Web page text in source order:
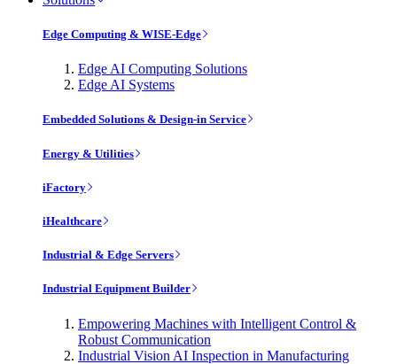
Edge Computing & WISE-Edge
Edge AI Computing Solutions
Edge AI Systems
Embedded Solutions & Design-in Service
Energy & Utilities
iFactory
iHealthcare
Industrial & Edge Servers
Industrial Equipment Builder
Empowering Machines with Intelligent Control &
Robust Communication
Industrial Vision AI Inspection in Manufacturing